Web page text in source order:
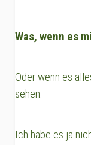
Was, wenn es
Oder wenn es
sehen.
Ich habe es ja